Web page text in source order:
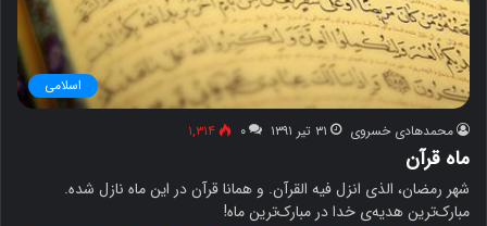
اسلامی
محمدهادی خسروی ۳۱ تیر ۱۳۹۱ ۰ ۱,۳۱۴
ماه قرآن
شهر رمضان، الذی انزل فیه القرآن. و همانا قرآن در این ماه نازل شده.
مبارک‌ترین هدیه‌ی خدا در مبارک‌ترین ماه!